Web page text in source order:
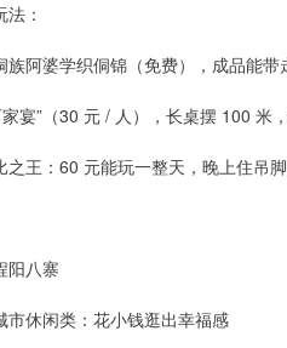
：​
族阿婆学织侗锦（免费），成品能带
宴”（30 元 / 人），长桌摆 100 米
之王：60 元能玩一整天，晚上住吊
阳八寨
市休闲类：花小钱逛出幸福感​